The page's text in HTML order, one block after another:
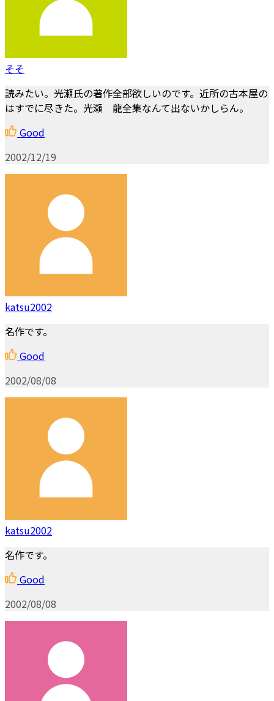
そそ
読みたい。光瀬氏の著作全部欲しいのです。近所の古本屋の
はすでに尽きた。光瀬 龍全集なんて出ないかしらん。
Good
2002/12/19
katsu2002
名作です。
Good
2002/08/08
katsu2002
名作です。
Good
2002/08/08